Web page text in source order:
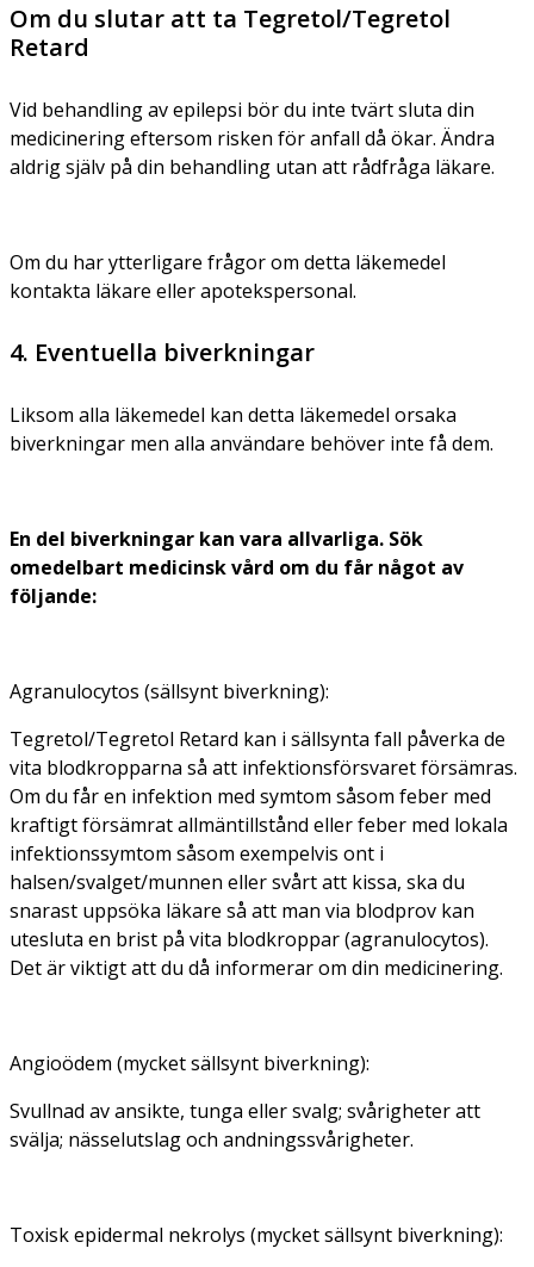
Om du slutar att ta Tegretol/Tegretol
Retard
Vid behandling av epilepsi bör du inte tvärt sluta din
medicinering eftersom risken för anfall då ökar. Ändra
aldrig själv på din behandling utan att rådfråga läkare.
Om du har ytterligare frågor om detta läkemedel
kontakta läkare eller apotekspersonal.
4. Eventuella biverkningar
Liksom alla läkemedel kan detta läkemedel orsaka
biverkningar men alla användare behöver inte få dem.
En del biverkningar kan vara allvarliga. Sök
omedelbart medicinsk vård om du får något av
följande:
Agranulocytos (sällsynt biverkning):
Tegretol/Tegretol Retard kan i sällsynta fall påverka de
vita blodkropparna så att infektionsförsvaret försämras.
Om du får en infektion med symtom såsom feber med
kraftigt försämrat allmäntillstånd eller feber med lokala
infektionssymtom såsom exempelvis ont i
halsen/svalget/munnen eller svårt att kissa, ska du
snarast uppsöka läkare så att man via blodprov kan
utesluta en brist på vita blodkroppar (agranulocytos).
Det är viktigt att du då informerar om din medicinering.
Angioödem (mycket sällsynt biverkning):
Svullnad av ansikte, tunga eller svalg; svårigheter att
svälja; nässelutslag och andningssvårigheter.
Toxisk epidermal nekrolys (mycket sällsynt biverkning):